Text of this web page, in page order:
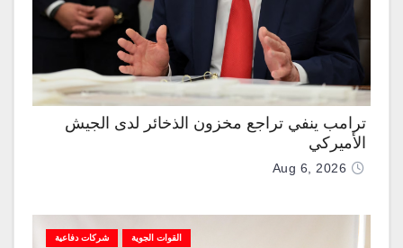
ترامب ينفي تراجع مخزون الذخائر لدى الجيش
الأميركي
Aug 6, 2026
القوات الجوية شركات دفاعية